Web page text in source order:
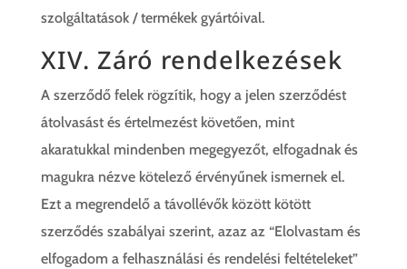
szolgáltatások / termékek gyártóival.
XIV. Záró rendelkezések
A szerződő felek rögzítik, hogy a jelen szerződést
átolvasást és értelmezést követően, mint
akaratukkal mindenben megegyezőt, elfogadnak és
magukra nézve kötelező érvényűnek ismernek el.
Ezt a megrendelő a távollévők között kötött
szerződés szabályai szerint, azaz az “Elolvastam és
elfogadom a felhasználási és rendelési feltételeket”